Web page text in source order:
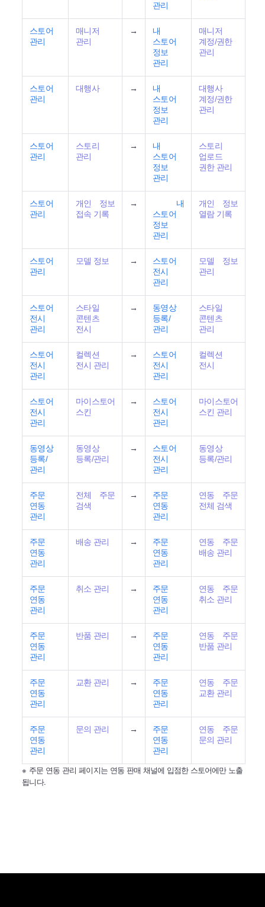
관리
스토어
관리
매니저
관리
→
내
스토어
정보
관리
매니저
계정/권한
관리
스토어
관리
대행사 →
내
스토어
정보
관리
대행사
계정/권한
관리
스토어
관리
스토리
관리
→
내
스토어
정보
관리
스토리
업로드
권한 관리
스토어
관리
개인 정보
접속 기록
→
내
스토어
정보
관리
개인 정보
열람 기록
스토어
관리
모델 정보 →
스토어
전시
관리
모델 정보
관리
스토어
전시
관리
스타일
콘텐츠
전시
→
동영상
등록/
관리
스타일
콘텐츠
관리
스토어
전시
관리
컬렉션
전시 관리
→
스토어
전시
관리
컬렉션
전시
스토어
전시
관리
마이스토어
스킨
→
스토어
전시
관리
마이스토어
스킨 관리
동영상
등록/
관리
동영상
등록/관리
→
스토어
전시
관리
동영상
등록/관리
주문
연동
관리
전체 주문
검색
→
주문
연동
관리
연동 주문
전체 검색
주문
연동
관리
배송 관리 →
주문
연동
관리
연동 주문
배송 관리
주문
연동
관리
취소 관리 →
주문
연동
관리
연동 주문
취소 관리
주문
연동
관리
반품 관리 →
주문
연동
관리
연동 주문
반품 관리
주문
연동
관리
교환 관리 →
주문
연동
관리
연동 주문
교환 관리
주문
연동
관리
문의 관리 →
주문
연동
관리
연동 주문
문의 관리
※ 주문 연동 관리 페이지는 연동 판매 채널에 입점한 스토어에만 노출
됩니다.